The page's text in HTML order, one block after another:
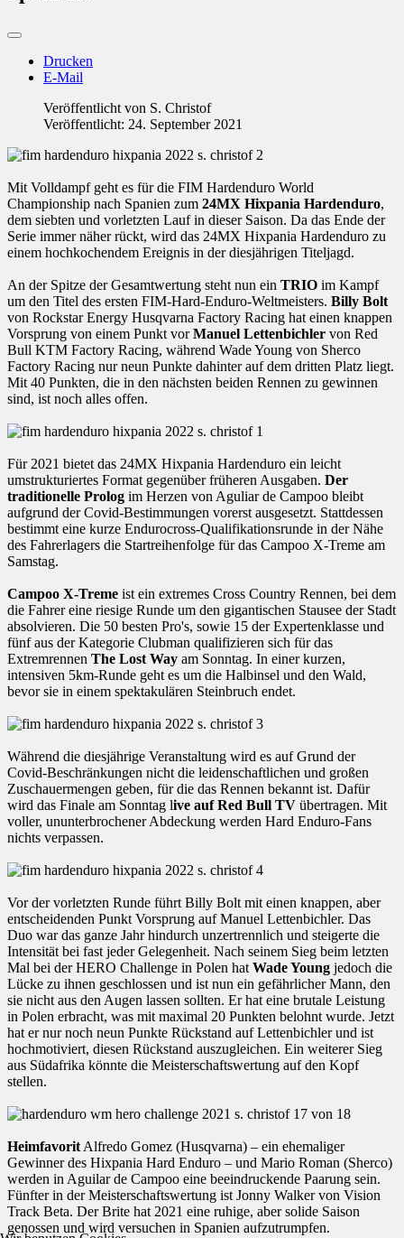
Drucken
E-Mail
Veröffentlicht von S. Christof
Veröffentlicht: 24. September 2021
Mit Volldampf geht es für die FIM Hardenduro World
Championship nach Spanien zum 24MX Hixpania Hardenduro,
dem siebten und vorletzten Lauf in dieser Saison. Da das Ende der
Serie immer näher rückt, wird das 24MX Hixpania Hardenduro zu
einem hochkochendem Ereignis in der diesjährigen Titeljagd.
An der Spitze der Gesamtwertung steht nun ein TRIO im Kampf
um den Titel des ersten FIM-Hard-Enduro-Weltmeisters. Billy Bolt
von Rockstar Energy Husqvarna Factory Racing hat einen knappen
Vorsprung von einem Punkt vorManuel Lettenbichler von Red
Bull KTM Factory Racing, während Wade Young von Sherco
Factory Racing nur neun Punkte dahinter auf dem dritten Platz liegt.
Mit 40 Punkten, die in den nächsten beiden Rennen zu gewinnen
sind, ist noch alles offen.
Für 2021 bietet das 24MX Hixpania Hardenduro ein leicht
umstrukturiertes Format gegenüber früheren Ausgaben. Der
traditionelle Prolog im Herzen von Aguliar de Campoo bleibt
aufgrund der Covid-Bestimmungen vorerst ausgesetzt. Stattdessen
bestimmt eine kurze Endurocross-Qualifikationsrunde in der Nähe
des Fahrerlagers die Startreihenfolge für das Campoo X-Treme am
Samstag.
Campoo X-Treme ist ein extremes Cross Country Rennen, bei dem
die Fahrer eine riesige Runde um den gigantischen Stausee der Stadt
absolvieren. Die 50 besten Pro's, sowie 15 der Expertenklasse und
fünf aus der Kategorie Clubman qualifizieren sich für das
Extremrennen The Lost Way am Sonntag. In einer kurzen,
intensiven 5km-Runde geht es um die Halbinsel und den Wald,
bevor sie in einem spektakulären Steinbruch endet.
Während die diesjährige Veranstaltung wird es auf Grund der
Covid-Beschränkungen nicht die leidenschaftlichen und großen
Zuschauermengen geben, für die das Rennen bekannt ist. Dafür
wird das Finale am Sonntag live auf Red Bull TV übertragen. Mit
voller, ununterbrochener Abdeckung werden Hard Enduro-Fans
nichts verpassen.
Vor der vorletzten Runde führt Billy Bolt mit einen knappen, aber
entscheidenden Punkt Vorsprung auf Manuel Lettenbichler. Das
Duo war das ganze Jahr hindurch unzertrennlich und steigerte die
Intensität bei fast jeder Gelegenheit. Nach seinem Sieg beim letzten
Mal bei der HERO Challenge in Polen hat Wade Young jedoch die
Lücke zu ihnen geschlossen und ist nun ein gefährlicher Mann, den
sie nicht aus den Augen lassen sollten. Er hat eine brutale Leistung
in Polen erbracht, was mit maximal 20 Punkten belohnt wurde. Jetzt
hat er nur noch neun Punkte Rückstand auf Lettenbichler und ist
hochmotiviert, diesen Rückstand auszugleichen. Ein weiterer Sieg
aus Südafrika könnte die Meisterschaftswertung auf den Kopf
stellen.
Heimfavorit Alfredo Gomez (Husqvarna) – ein ehemaliger
Gewinner des Hixpania Hard Enduro – und Mario Roman (Sherco)
werden in Aguilar de Campoo eine beeindruckende Paarung sein.
Fünfter in der Meisterschaftswertung ist Jonny Walker von Vision
Track Beta. Der Brite hat 2021 eine ruhige, aber solide Saison
genossen und wird versuchen in Spanien aufzutrumpfen.